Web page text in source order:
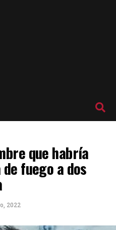
que habría
fuego a dos
2022